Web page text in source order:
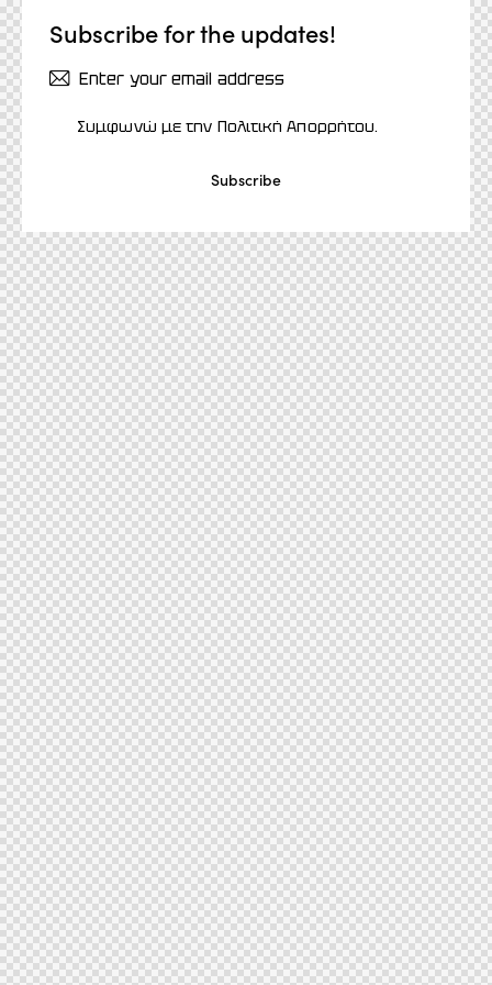
Subscribe for the updates!
Subscribe
Συμφωνώ με την Πολιτική Απορρήτου.